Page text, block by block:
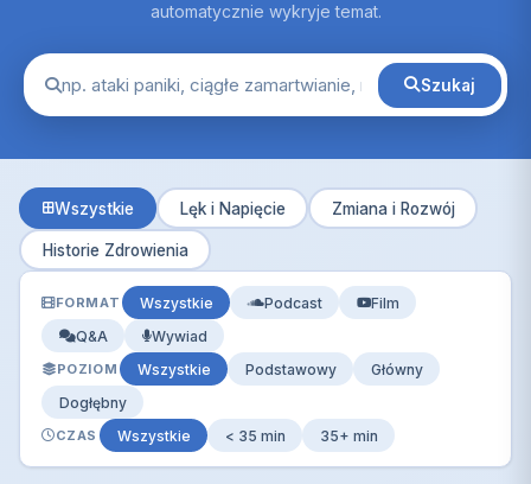
automatycznie wykryje temat.
Szukaj
Wszystkie Lęk i Napięcie Zmiana i Rozwój
Historie Zdrowienia
FORMAT Wszystkie Podcast
Film
Q&A
Wywiad
POZIOM Wszystkie Podstawowy
Główny
Dogłębny
CZAS Wszystkie < 35 min 35+ min